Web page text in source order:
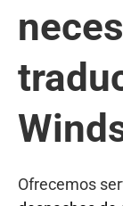
Ofrecemos